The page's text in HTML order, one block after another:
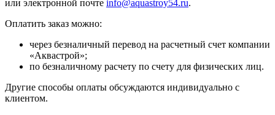
или электронной почте info@aquastroy54.ru.
Оплатить заказ можно:
через безналичный перевод на расчетный счет компании
«Аквастрой»;
по безналичному расчету по счету для физических лиц.
Другие способы оплаты обсуждаются индивидуально с
клиентом.